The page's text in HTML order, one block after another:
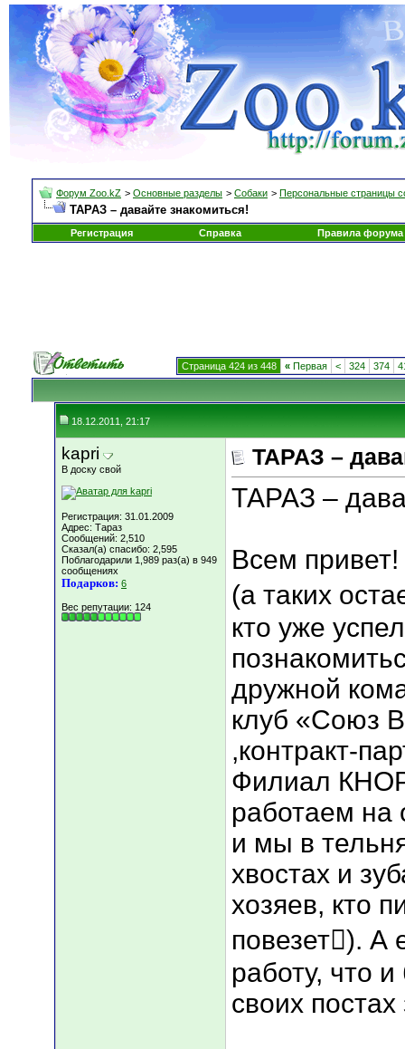
Форум Zoo.kZ > Основные разделы > Собаки > Персональные страницы
ТАРАЗ – давайте знакомиться!
Регистрация Справка Правила форума
Страница 424 из 448 « Первая < 324 374
18.12.2011, 21:17
kapri
В доску свой
Регистрация: 31.01.2009
Адрес: Тараз
Сообщений: 2,510
Сказал(а) спасибо: 2,595
Поблагодарили 1,989 раз(а) в 949
сообщениях
Подарков: 6
Вес репутации: 124
ТАРАЗ –
ТАРАЗ –
Всем
(а таких
кто уже
дружной
клуб «Союз
,контракт-
Филиал
работаем на
и мы в
хвостах и
хозяев, кто
повезет).
работу, что
своих постах